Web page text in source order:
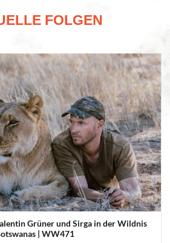
FOLGEN
Grüner und Sirga in der Wildnis
| WW471